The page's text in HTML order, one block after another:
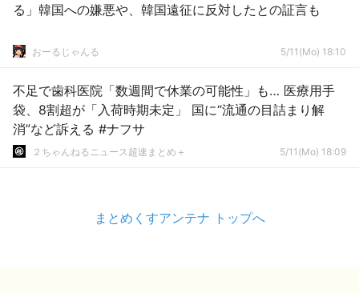
る」韓国への嫌悪や、韓国遠征に反対したとの証言も
おーるじゃんる 5/11(Mo) 18:10
不足で歯科医院「数週間で休業の可能性」も… 医療用手
袋、8割超が「入荷時期未定」 国に“流通の目詰まり解
消”など訴える #ナフサ
２ちゃんねるニュース超速まとめ＋ 5/11(Mo) 18:09
まとめくすアンテナ トップへ